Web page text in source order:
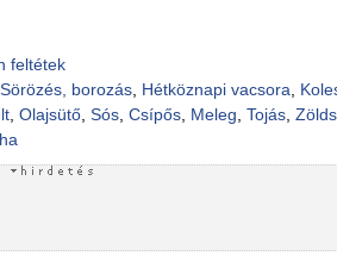
feltétek
Sörözés, borozás, Hétköznapi vacsora
, Olajsütő, Sós, Csípős, Meleg Tojás,